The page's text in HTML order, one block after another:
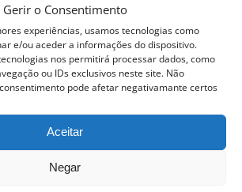
Gerir o Consentimento
experiências, usamos tecnologias como
e/ou aceder a informações do dispositivo.
nos permitirá processar dados, como
ou IDs exclusivos neste site. Não
pode afetar negativamante certos
Aceitar
Negar
acabar os petiscos.
Ver opções
This
product
has
multiple
variants.
Detalhes
Padaria Biológica